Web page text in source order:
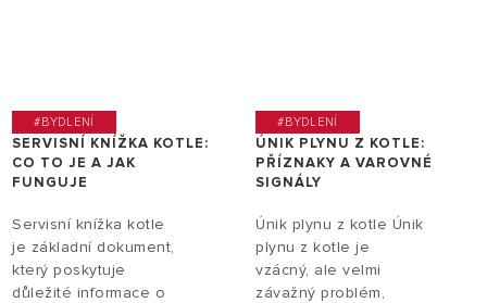
#BYDLENÍ
SERVISNÍ KNÍŽKA KOTLE:
CO TO JE A JAK
FUNGUJE
Servisní knížka kotle
je základní dokument,
který poskytuje
důležité informace o
#BYDLENÍ
ÚNIK PLYNU Z KOTLE:
PŘÍZNAKY A VAROVNÉ
SIGNÁLY
Únik plynu z kotle Únik
plynu z kotle je
vzácný, ale velmi
závažný problém,